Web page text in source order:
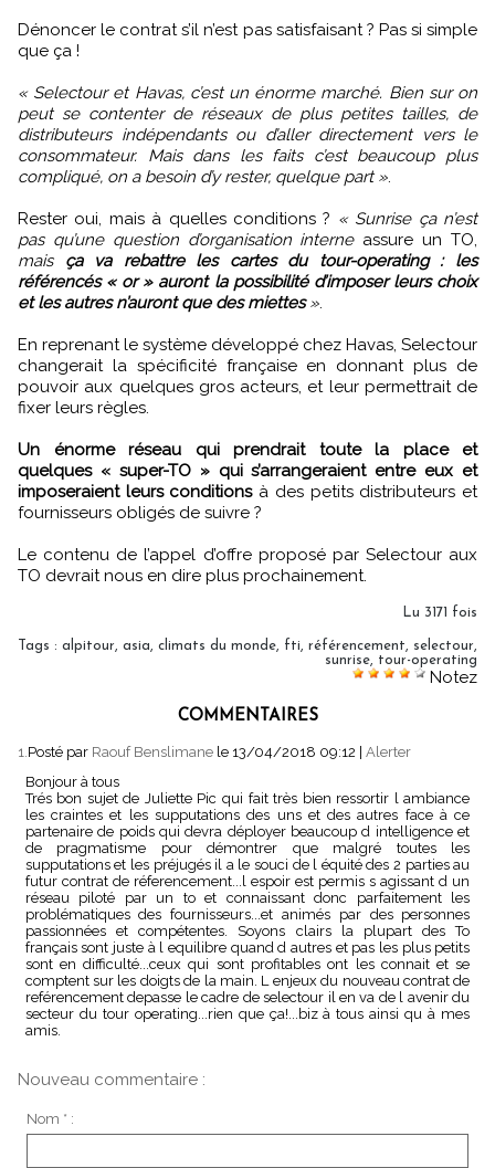
Dénoncer le contrat s’il n’est pas satisfaisant ? Pas si simple
que ça !
« Selectour et Havas, c’est un énorme marché. Bien sur on
peut se contenter de réseaux de plus petites tailles, de
distributeurs indépendants ou d’aller directement vers le
consommateur. Mais dans les faits c’est beaucoup plus
compliqué, on a besoin d’y rester, quelque part ».
Rester oui, mais à quelles conditions ? « Sunrise ça n’est
pas qu’une question d’organisation interneassure un TO,
mais ça va rebattre les cartes du tour-operating : les
référencés « or » auront la possibilité d’imposer leurs choix
et les autres n’auront que des miettes».
En reprenant le système développé chez Havas, Selectour
changerait la spécificité française en donnant plus de
pouvoir aux quelques gros acteurs, et leur permettrait de
fixer leurs règles.
Un énorme réseau qui prendrait toute la place et
quelques « super-TO » qui s’arrangeraient entre eux et
imposeraient leurs conditionsà des petits distributeurs et
fournisseurs obligés de suivre ?
Le contenu de l’appel d’offre proposé par Selectour aux
TO devrait nous en dire plus prochainement.
Lu 3171 fois
Tags : alpitour, asia, climats du monde, fti, référencement, selectour,
sunrise, tour-operating
Notez
COMMENTAIRES
1.Posté par Raouf Benslimane le 13/04/2018 09:12
Alerter
Bonjour à tous
Trés bon sujet de Juliette Pic qui fait très bien ressortir l ambiance
les craintes et les supputations des uns et des autres face à ce
partenaire de poids qui devra déployer beaucoup d intelligence et
de pragmatisme pour démontrer que malgré toutes les
supputations et les préjugés il a le souci de l équité des 2 parties au
futur contrat de réferencement...l espoir est permis s agissant d un
réseau piloté par un to et connaissant donc parfaitement les
problématiques des fournisseurs...et animés par des personnes
passionnées et compétentes. Soyons clairs la plupart des To
français sont juste à l equilibre quand d autres et pas les plus petits
sont en difficulté...ceux qui sont profitables ont les connait et se
comptent sur les doigts de la main. L enjeux du nouveau contrat de
reférencement depasse le cadre de selectour il en va de l avenir du
secteur du tour operating...rien que ça!...biz à tous ainsi qu à mes
amis.
Nouveau commentaire :
Nom * :